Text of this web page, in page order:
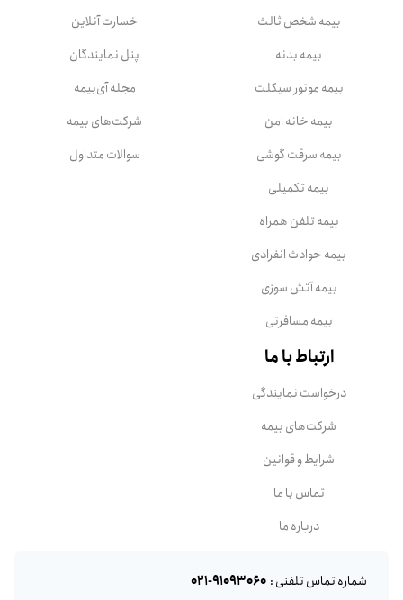
بیمه شخص ثالث
بیمه بدنه
بیمه موتور سیکلت
بیمه خانه امن
بیمه سرقت گوشی
بیمه تکمیلی
بیمه تلفن همراه
بیمه حوادث انفرادی
بیمه آتش سوزی
بیمه مسافرتی
خسارت آنلاین
پنل نمایندگان
مجله آی‌بیمه
شرکت‌های بیمه
سوالات متداول
ارتباط با ما
درخواست نمایندگی
شرکت‌های بیمه
شرایط و قوانین
تماس با ما
درباره ما
شماره تماس تلفنی:
021-91093060